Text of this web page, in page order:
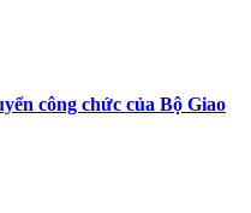
công chức của Bộ Giao